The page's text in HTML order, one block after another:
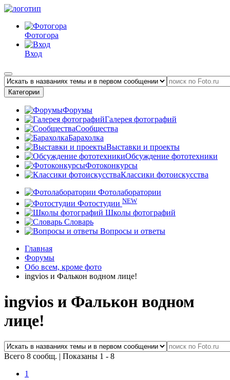
Фотогора
Вход
Категории
Форумы
Галерея фотографий
Сообщества
Барахолка
Выставки и проекты
Обсуждение фототехники
Фотоконкурсы
Классики фотоискусства
Фотолаборатории
Фотостудии NEW
Школы фотографий
Словарь
Вопросы и ответы
Главная
Форумы
Обо всем, кроме фото
ingvios и Фалькон водном лице!
ingvios и Фалькон водном
лице!
Всего 8 сообщ. | Показаны 1 - 8
1